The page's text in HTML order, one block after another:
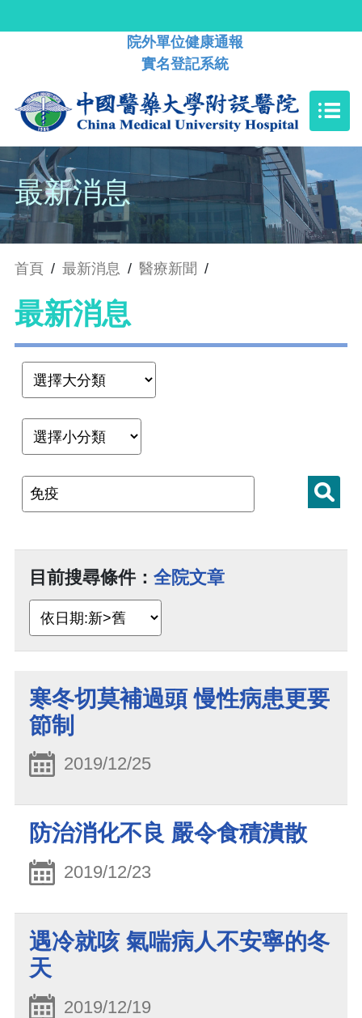
院外單位健康通報
實名登記系統
最新消息
首頁 / 最新消息 / 醫療新聞 /
最新消息
目前搜尋條件： 全院文章
寒冬切莫補過頭 慢性病患更要
節制
2019/12/25
防治消化不良 嚴令食積潰散
2019/12/23
遇冷就咳 氣喘病人不安寧的冬
天
2019/12/19